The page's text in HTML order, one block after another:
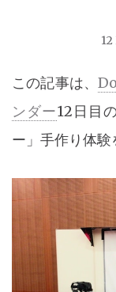
12
この記事は、
ンダー12日目
ー」手作り体験